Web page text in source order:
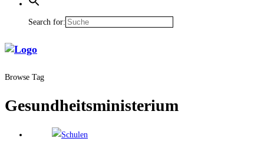
Search for:
Browse Tag
Gesundheitsministerium